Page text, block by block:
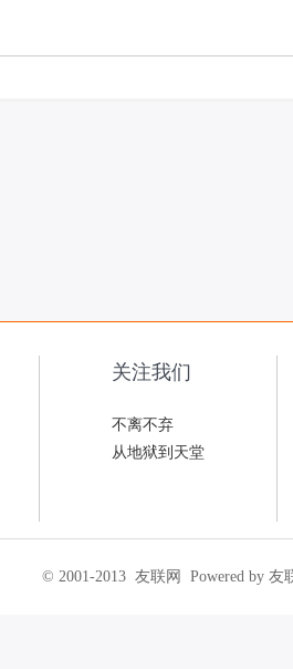
关注我们
不离不弃
从地狱到天堂
© 2001-2013 友联网 Powered by